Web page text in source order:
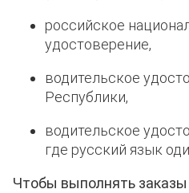
российское
удостоверение,
водительское
Республики,
водительское
где русский язык
Чтобы выполнять